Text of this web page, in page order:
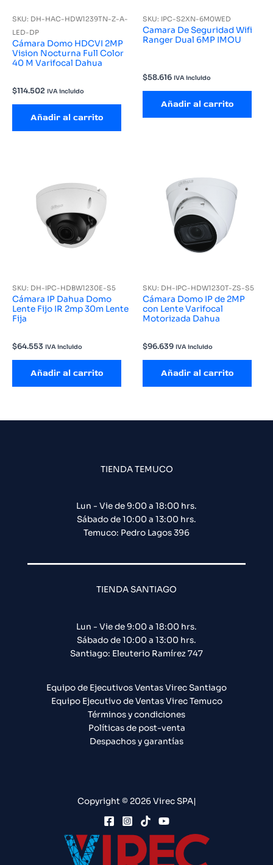
SKU: DH-HAC-HDW1239TN-Z-A-
LED-DP
Cámara Domo HDCVI 2MP
Vision Nocturna Full Color
40 M Varifocal Dahua
$114.502 IVA incluido
Añadir al carrito
SKU: IPC-S2XN-6M0WED
Camara De Seguridad Wifi
Ranger Dual 6MP IMOU
$58.616 IVA incluido
Añadir al carrito
SKU: DH-IPC-HDBW1230E-S5
Cámara IP Dahua Domo
Lente Fijo IR 2mp 30m Lente
Fija
$64.553 IVA incluido
Añadir al carrito
SKU: DH-IPC-HDW1230T-ZS-S5
Cámara Domo IP de 2MP
con Lente Varifocal
Motorizada Dahua
$96.639 IVA incluido
Añadir al carrito
TIENDA TEMUCO
Lun - Vie de 9:00 a 18:00 hrs.
Sábado de 10:00 a 13:00 hrs.
Temuco: Pedro Lagos 396
TIENDA SANTIAGO
Lun - Vie de 9:00 a 18:00 hrs.
Sábado de 10:00 a 13:00 hrs.
Santiago: Eleuterio Ramírez 747​
Equipo de Ejecutivos Ventas Virec Santiago
Equipo Ejecutivo de Ventas Virec Temuco
Términos y condiciones
Políticas de post-venta
Despachos y garantías
Copyright © 2026 Virec SPA|